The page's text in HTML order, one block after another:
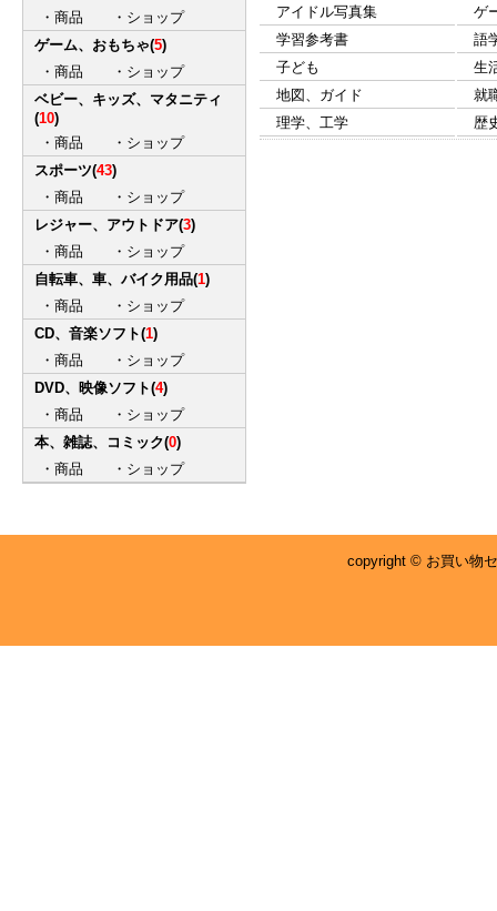
・ 商品 ・ ショップ
ゲーム、おもちゃ(5)
・ 商品 ・ ショップ
ベビー、キッズ、マタニティ
(10)
・ 商品 ・ ショップ
スポーツ(43)
・ 商品 ・ ショップ
レジャー、アウトドア(3)
・ 商品 ・ ショップ
自転車、車、バイク用品(1)
・ 商品 ・ ショップ
CD、音楽ソフト(1)
・ 商品 ・ ショップ
DVD、映像ソフト(4)
・ 商品 ・ ショップ
本、雑誌、コミック(0)
・ 商品 ・ ショップ
アイドル写真集
ゲ
学習参考書
語
子ども
生
地図、ガイド
就
理学、工学
歴
copyright © お買い物